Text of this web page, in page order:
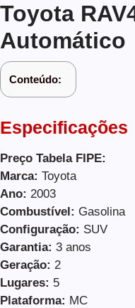
Toyota
Automático
Conteúdo:
Especificações
Preço Tabela FIPE:
Marca: Toyota
Ano: 2003
Combustível: Gasolina
Configuração: SUV
Garantia: 3 anos
Geração: 2
Lugares: 5
Plataforma: MC